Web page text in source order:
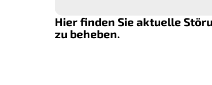
Hier finden Sie aktuelle
zu beheben.